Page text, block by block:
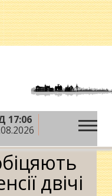
17:06
» У 2016 році
двічі